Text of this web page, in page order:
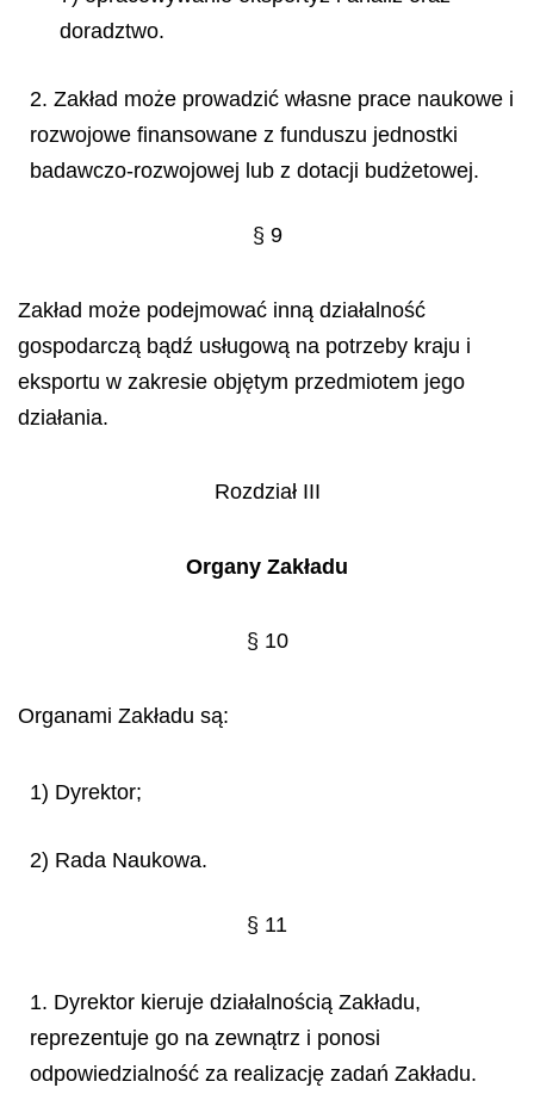
doradztwo.
2. Zakład może prowadzić własne prace naukowe i
rozwojowe finansowane z funduszu jednostki
badawczo-rozwojowej lub z dotacji budżetowej.
§ 9
Zakład może podejmować inną działalność
gospodarczą bądź usługową na potrzeby kraju i
eksportu w zakresie objętym przedmiotem jego
działania.
Rozdział III
Organy Zakładu
§ 10
Organami Zakładu są:
1) Dyrektor;
2) Rada Naukowa.
§ 11
1. Dyrektor kieruje działalnością Zakładu,
reprezentuje go na zewnątrz i ponosi
odpowiedzialność za realizację zadań Zakładu.